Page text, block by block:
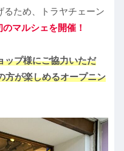
るため、トラヤチェーン
のマルシェを開催！
ップ様にご協力いただ
方が楽しめるオープニン